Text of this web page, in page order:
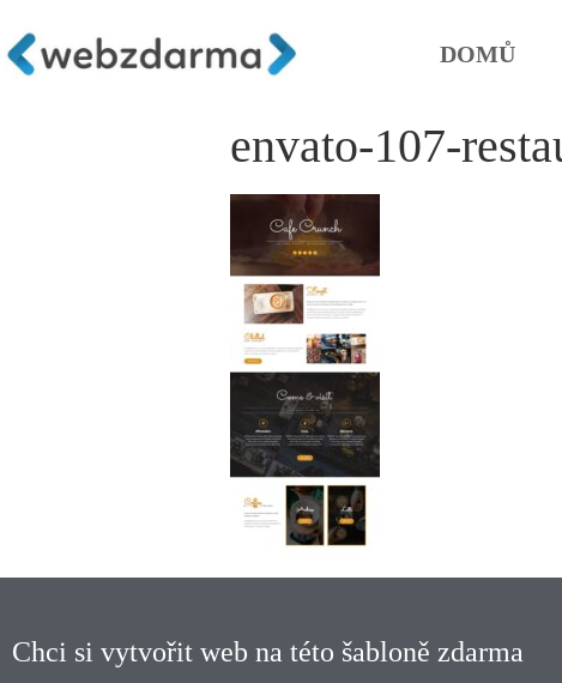
DOMŮ
envato-107-
Chci si vytvořit web na této šabloně zdarma